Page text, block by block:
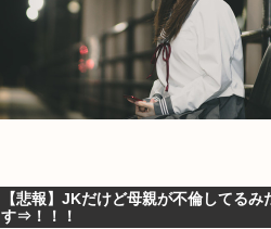
【悲報】JKだけど母親が不倫してるみ
す⇒！！！